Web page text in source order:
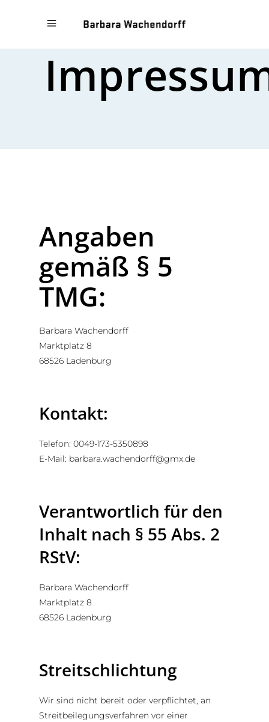
Angaben
gemäß § 5
TMG:
Barbara Wachendorff
Marktplatz 8
68526 Ladenburg
Kontakt:
Telefon: 0049-173-5350898
E-Mail: barbara.wachendorff@gmx.de
Verantwortlich für den
Inhalt nach § 55 Abs. 2
RStV:
Barbara Wachendorff
Marktplatz 8
68526 Ladenburg
Streitschlichtung
Wir sind nicht bereit oder verpflichtet, an
Streitbeilegungsverfahren vor einer